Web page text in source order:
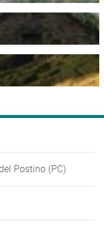
Postino (PC)